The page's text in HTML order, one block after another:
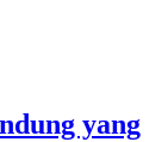
yang